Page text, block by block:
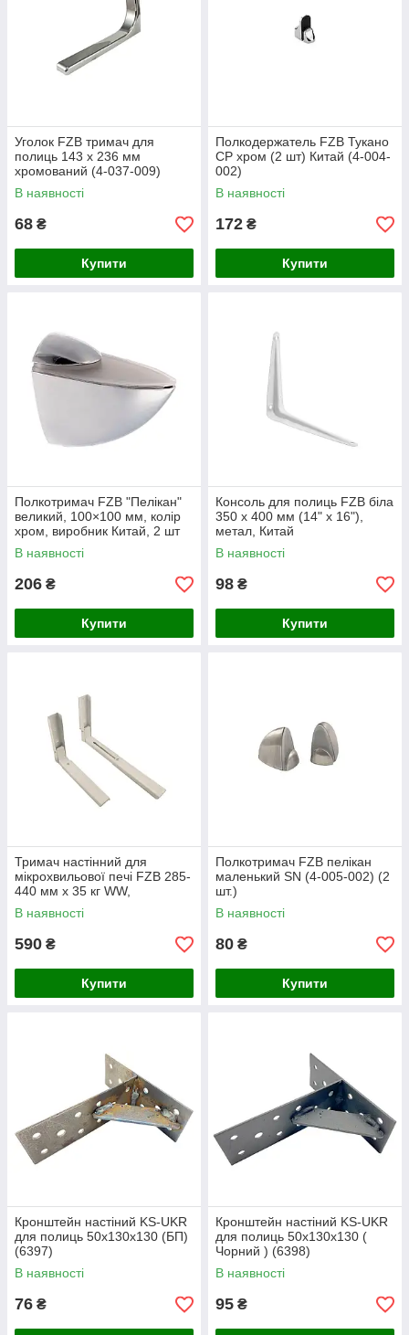
Уголок FZB тримач для
полиць 143 х 236 мм
хромований (4-037-009)
В наявності
68 ₴
Купити
Полкодержатель FZB Тукано
CP хром (2 шт) Китай (4-004-
002)
В наявності
172 ₴
Купити
Полкотримач FZB "Пелікан"
великий, 100×100 мм, колір
хром, виробник Китай, 2 шт
В наявності
206 ₴
Купити
Консоль для полиць FZB біла
350 х 400 мм (14" х 16"),
метал, Китай
В наявності
98 ₴
Купити
Тримач настінний для
мікрохвильової печі FZB 285-
440 мм x 35 кг WW,
металевий
В наявності
590 ₴
Купити
Полкотримач FZB пелікан
маленький SN (4-005-002) (2
шт.)
В наявності
80 ₴
Купити
Кронштейн настіний KS-UKR
для полиць 50х130х130 (БП)
(6397)
В наявності
76 ₴
Кронштейн настіний KS-UKR
для полиць 50х130х130 (
Чорний ) (6398)
В наявності
95 ₴